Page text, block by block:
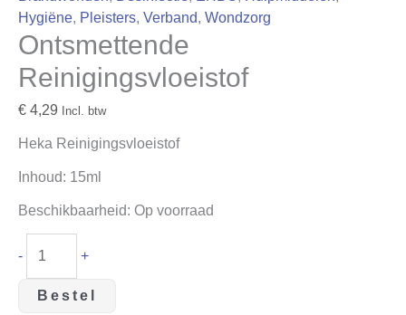
Hygiëne, Pleisters, Verband, Wondzorg
Ontsmettende
Reinigingsvloeistof
€ 4,29 Incl. btw
Heka Reinigingsvloeistof
Inhoud: 15ml
Beschikbaarheid: Op voorraad
- +
Bestel